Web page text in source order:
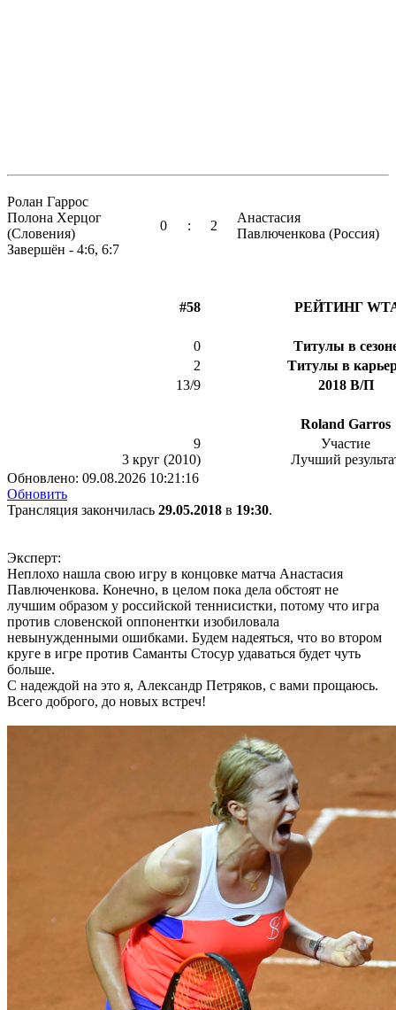
Ролан Гаррос
Полона Херцог
(Словения)
0 : 2
Анастасия
Павлюченкова (Россия)
Завершён - 4:6, 6:7
#58 РЕЙТИНГ
0
Титулы в
2
Титулы в
13/9
2018 В/П
Roland Garros
9
3 круг (2010)
Участие
Лучший
Обновлено: 09.08.2026 10:21:16
Обновить
Трансляция закончилась 29.05.2018 в 19:30.
Эксперт:
Неплохо нашла свою игру в концовке матча Анастасия
Павлюченкова. Конечно, в целом пока дела обстоят не
лучшим образом у российской теннисистки, потому что игра
против словенской оппонентки изобиловала
невынужденными ошибками. Будем надеяться, что во втором
круге в игре против Саманты Стосур удаваться будет чуть
больше.
С надеждой на это я, Александр Петряков, с вами прощаюсь.
Всего доброго, до новых встреч!